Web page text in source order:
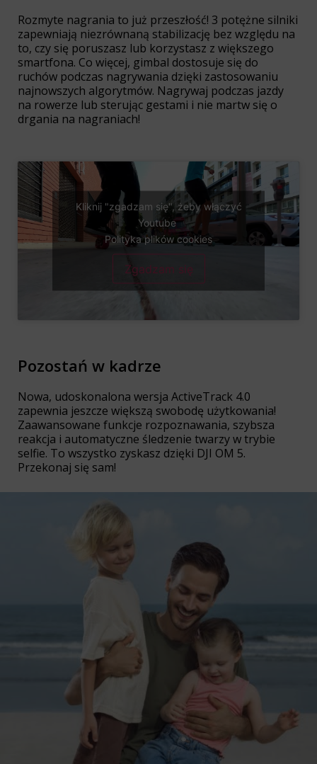
Rozmyte nagrania to już przeszłość! 3 potężne silniki
zapewniają niezrównaną stabilizację bez względu na
to, czy się poruszasz lub korzystasz z większego
smartfona. Co więcej, gimbal dostosuje się do
ruchów podczas nagrywania dzięki zastosowaniu
najnowszych algorytmów. Nagrywaj podczas jazdy
na rowerze lub sterując gestami i nie martw się o
drgania na nagraniach!
Kliknij "zgadzam się", żeby włączyć
Youtube
Polityka plików cookies
Zgadzam się
Pozostań w kadrze
Nowa, udoskonalona wersja ActiveTrack 4.0
zapewnia jeszcze większą swobodę użytkowania!
Zaawansowane funkcje rozpoznawania, szybsza
reakcja i automatyczne śledzenie twarzy w trybie
selfie. To wszystko zyskasz dzięki DJI OM 5.
Przekonaj się sam!